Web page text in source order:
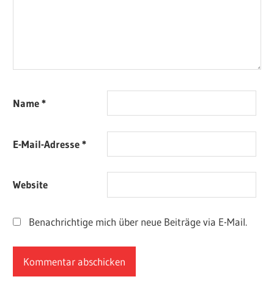
Name*
E-Mail-Adresse*
Website
Benachrichtige mich über neue Beiträge via E-Mail.